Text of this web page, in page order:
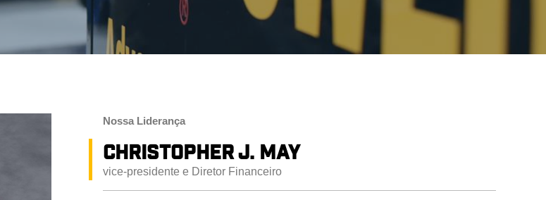
Nossa Liderança
Christopher J. May
vice-presidente e Diretor Financeiro